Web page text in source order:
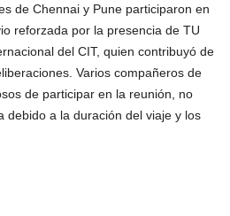
de Chennai y Pune participaron en
reforzada por la presencia de TU
del CIT, quien contribuyó de
Varios compañeros de
de participar en la reunión, no
debido a la duración del viaje y los